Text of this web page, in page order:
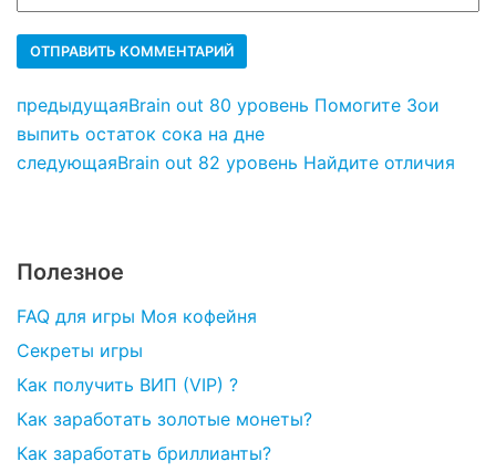
предыдущаяBrain out 80 уровень Помогите Зои
выпить остаток сока на дне
следующаяBrain out 82 уровень Найдите отличия
Полезное
FAQ для игры Моя кофейня
Секреты игры
Как получить ВИП (VIP) ?
Как заработать золотые монеты?
Как заработать бриллианты?